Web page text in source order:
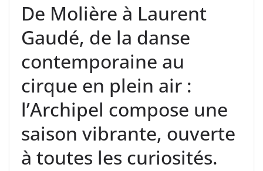
De Molière à Laurent
Gaudé, de la danse
contemporaine au
cirque en plein air :
l’Archipel compose une
saison vibrante, ouverte
à toutes les curiosités.